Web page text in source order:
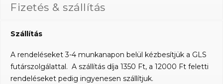
Fizetés & szállítás
Szállítás
A rendeléseket 3-4 munkanapon belül kézbesítjük a GLS
futárszolgálattal. A szállítás díja 1350 Ft, a 12000 Ft feletti
rendeléseket pedig ingyenesen szállítjuk.